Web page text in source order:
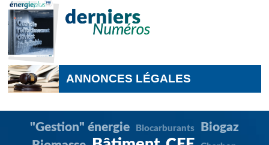
ANNONCES LÉGALES
"Gestion" énergie Biocarburants
Biogaz